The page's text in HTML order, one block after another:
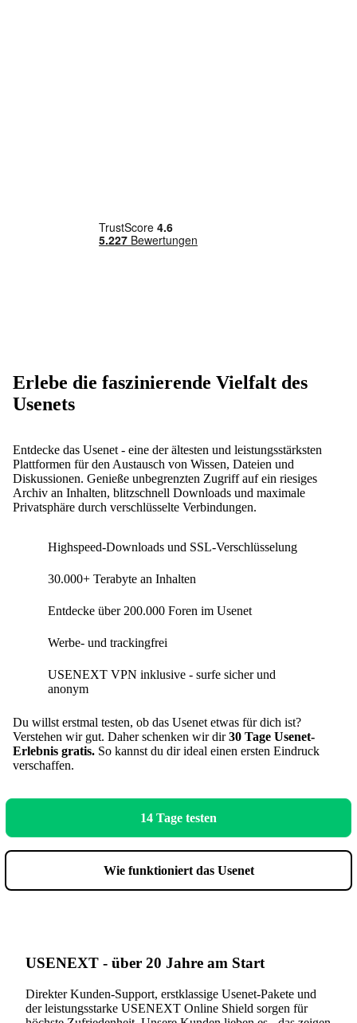
Erlebe die faszinierende Vielfalt des
Usenets
Entdecke das Usenet - eine der ältesten und leistungsstärksten
Plattformen für den Austausch von Wissen, Dateien und
Diskussionen. Genieße unbegrenzten Zugriff auf ein riesiges
Archiv an Inhalten, blitzschnell Downloads und maximale
Privatsphäre durch verschlüsselte Verbindungen.
Highspeed-Downloads und SSL-Verschlüsselung
30.000+ Terabyte an Inhalten
Entdecke über 200.000 Foren im Usenet
Werbe- und trackingfrei
USENEXT VPN inklusive - surfe sicher und
anonym
Du willst erstmal testen, ob das Usenet etwas für dich ist?
Verstehen wir gut. Daher schenken wir dir30 Tage Usenet-
Erlebnis gratis. So kannst du dir ideal einen ersten Eindruck
verschaffen.
14 Tage testen
Wie funktioniert das Usenet
USENEXT - über 20 Jahre am Start
Direkter Kunden-Support, erstklassige Usenet-Pakete und
der leistungsstarke USENEXT Online Shield sorgen für